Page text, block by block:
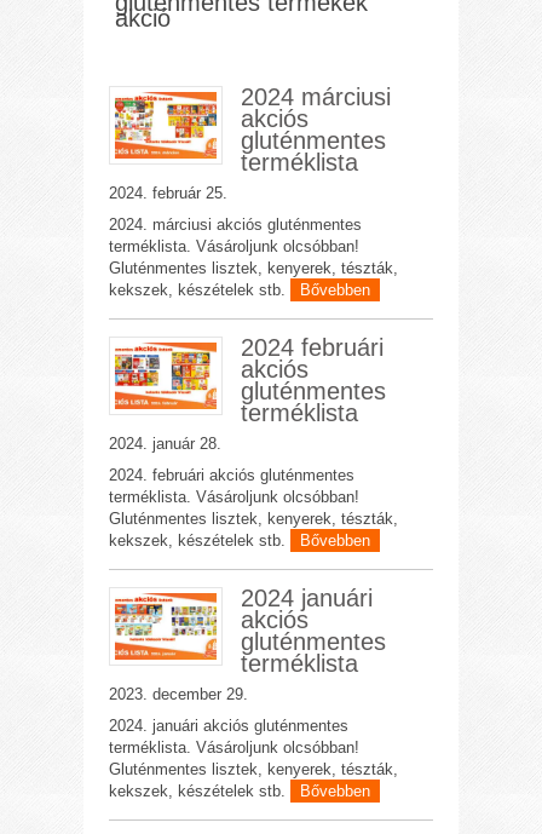
akció
2024 márciusi
akciós
gluténmentes
terméklista
2024. február 25.
2024. márciusi akciós gluténmentes
terméklista. Vásároljunk olcsóbban!
Gluténmentes lisztek, kenyerek, tészták,
kekszek, készételek stb.
Bővebben
2024 februári
akciós
gluténmentes
terméklista
2024. január 28.
2024. februári akciós gluténmentes
terméklista. Vásároljunk olcsóbban!
Gluténmentes lisztek, kenyerek, tészták,
kekszek, készételek stb.
Bővebben
2024 januári
akciós
gluténmentes
terméklista
2023. december 29.
2024. januári akciós gluténmentes
terméklista. Vásároljunk olcsóbban!
Gluténmentes lisztek, kenyerek, tészták,
kekszek, készételek stb.
Bővebben